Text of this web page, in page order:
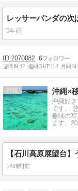
5年前
2070082 6
週間IN:12 週間OUT:114 月間IN:
27 沖縄×
沖縄好
です。
趣味の
ます。
14時間前